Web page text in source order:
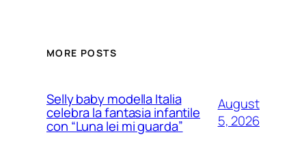
MORE POSTS
Selly baby modella Italia
celebra la fantasia infantile
con “Luna lei mi guarda”
August
5, 2026